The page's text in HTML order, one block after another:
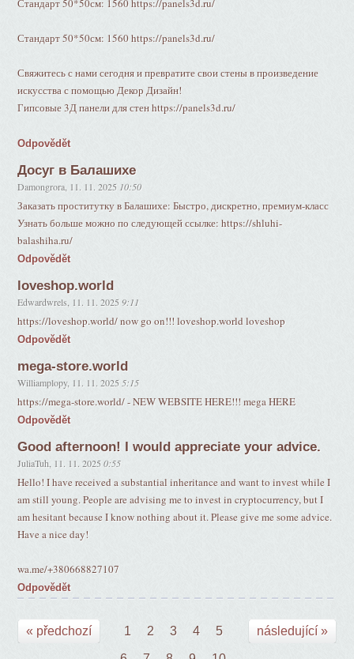
Стандарт 50*50см: 1560 https://panels3d.ru/
Стандарт 50*50см: 1560 https://panels3d.ru/
Свяжитесь с нами сегодня и превратите свои стены в произведение
искусства с помощью Декор Дизайн!
Гипсовые 3Д панели для стен https://panels3d.ru/
Odpovědět
Досуг в Балашихе
Damongrora 11. 11. 2025 10:50
Заказать проститутку в Балашихе: Быстро, дискретно, премиум-класс
Узнать больше можно по следующей ссылке: https://shluhi-
balashiha.ru/
Odpovědět
loveshop.world
Edwardwrels 11. 11. 2025 9:11
https://loveshop.world/ now go on!!! loveshop.world loveshop
Odpovědět
mega-store.world
Williamplopy, 11. 11. 2025 5:15
https://mega-store.world/ - NEW WEBSITE HERE!!! mega HERE
Odpovědět
Good afternoon! I would appreciate your advice.
JuliaTuh 11. 11. 2025 0:55
Hello! I have received a substantial inheritance and want to invest while I
am still young. People are advising me to invest in cryptocurrency, but I
am hesitant because I know nothing about it. Please give me some advice.
Have a nice day!
wa.me/+380668827107
Odpovědět
« předchozí 1 2 3 4 5 následující »